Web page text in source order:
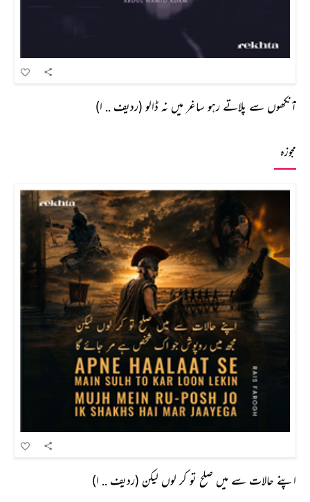
آنکھوں سے پلاتے رہو ساغر میں نہ ڈالو (ردیف .. ا)
مجوزہ
اپنے حالات سے میں صلح تو کر لوں لیکن (ردیف .. ا)